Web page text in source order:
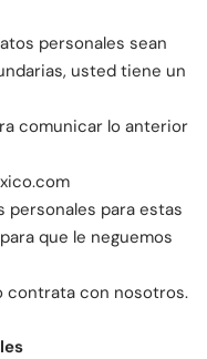
personales sean
usted tiene un
comunicar lo anterior
personales para estas
que le neguemos
contrata con nosotros.